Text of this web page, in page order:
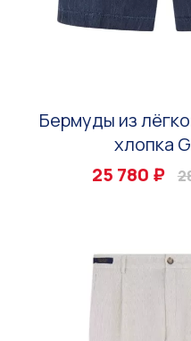
Бермуды из
хлопка
25 780 ₽